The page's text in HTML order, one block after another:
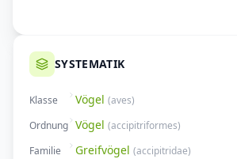
SYSTEMATIK
Klasse Vögel (aves)
Ordnung Vögel (accipitriformes)
Familie
Greifvögel (accipitridae)